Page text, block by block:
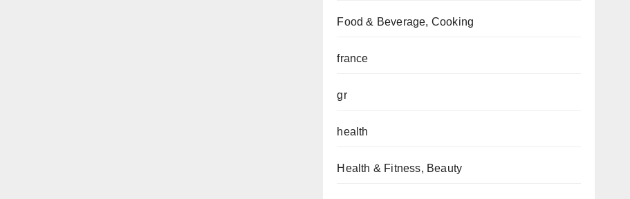
Food & Beverage, Cooking
france
gr
health
Health & Fitness, Beauty